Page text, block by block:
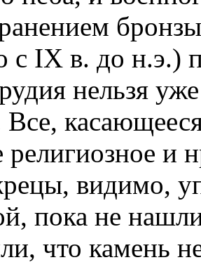
с IX в. до н.э.)
нельзя
Все,
и
видимо,
пока не
что камень